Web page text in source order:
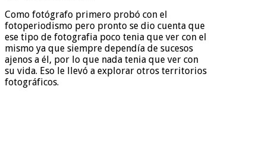
Como fotógrafo primero probó con el
fotoperiodismo pero pronto se dio cuenta que
ese tipo de fotografia poco tenia que ver con el
mismo ya que siempre dependía de sucesos
ajenos a él, por lo que nada tenia que ver con
su vida. Eso le llevó a explorar otros territorios
fotográficos.